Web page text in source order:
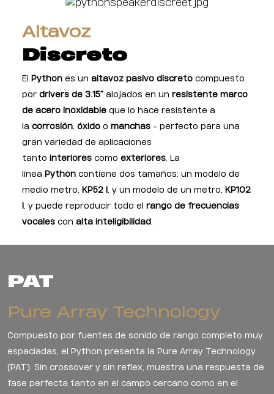
Altavoz
Discreto
El Python es un altavoz pasivo discreto compuesto
por drivers de 3.15” alojados en un resistente marco
de acero inoxidable que lo hace resistente a
la corrosión óxido o manchas - perfecto para una
gran variedad de aplicaciones
tanto interiores como exteriores . La
línea Python contiene dos tamaños: un modelo de
medio metro,
KP52 I , y un modelo de un metro,
KP102
, y puede reproducir todo el rango de frecuencias
vocales con alta inteligibilidad
PAT
Pure Array Technology
Compuesto por fuentes de sonido de rango completo muy
espaciadas, el Python presenta la Pure Array Technology
(PAT). Sin crossover y sin reflex, muestra una respuesta de
fase perfecta tanto en el campo cercano como en el